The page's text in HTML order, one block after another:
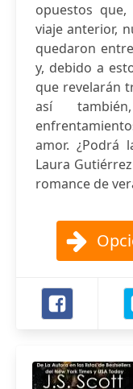
opuestos
viaje anterior,
quedaron
y, debido a
que revelarán
así
amor. ¿Podrá
Laura
romance de